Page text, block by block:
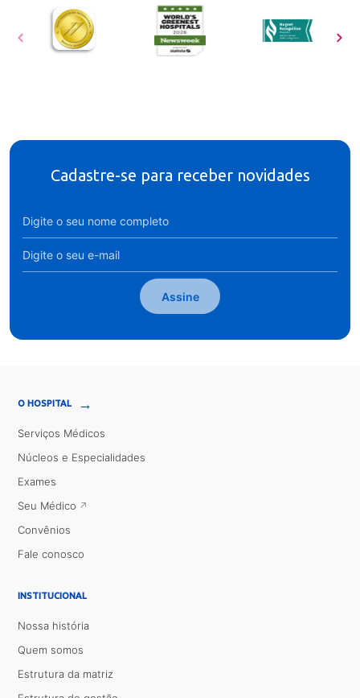
Cadastre-se para receber novidades
Assine
O HOSPITAL →
Serviços Médicos
Núcleos e Especialidades
Exames
Seu Médico
Convênios
Fale conosco
INSTITUCIONAL
Nossa história
Quem somos
Estrutura da matriz